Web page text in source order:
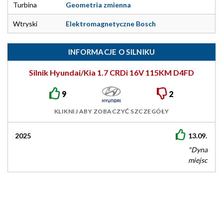
Turbina Geometria zmienna
Wtryski Elektromagnetyczne Bosch
INFORMACJE O SILNIKU
Silnik Hyundai/Kia 1.7 CRDi 16V 115KM D4FD
9 2
KLIKNIJ ABY ZOBACZYĆ SZCZEGÓŁY
13.09.2018